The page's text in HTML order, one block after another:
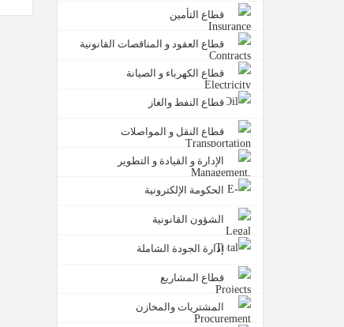
قطاع التأمين
قطاع العقود و المناقصات القانونية
قطاع الكهرباء و الصيانة
قطاع النفط والغاز
قطاع النقل و المواصلات
الإدارة و القيادة و التطوير
الحكومة الإلكترونية
الشؤون القانونية
إدارة الجودة الشاملة
قطاع المشاريع
المشتريات والمخازن